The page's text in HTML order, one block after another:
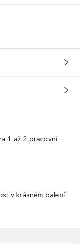
1 až 2 pracovní
v krásném balení¹